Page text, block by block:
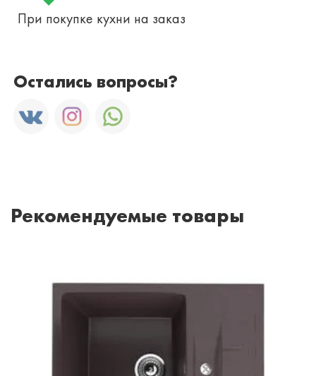
При покупке кухни на заказ
Остались вопросы?
Рекомендуемые товары